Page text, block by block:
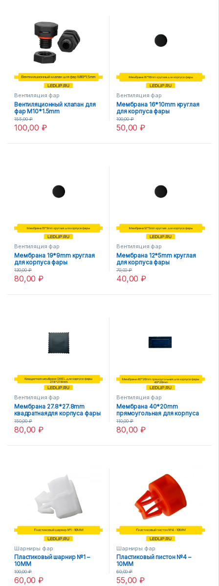
Вентиляция фар
Вентиляционный клапан для
фар М10*1.5mm
100,00₽
155,00₽
Вентиляция фар
Мембрана 16*10mm круглая
для корпуса фары
50,00₽
100,00₽
Вентиляция фар
Мембрана 19*9mm круглая
для корпуса фары
80,00₽
130,00₽
Вентиляция фар
Мембрана 12*5mm круглая
для корпуса фары
40,00₽
70,00₽
Вентиляция фар
Мембрана 27.8*27.8mm
квадратнаядля корпуса фары
80,00₽
150,00₽
Вентиляция фар
Мембрана 40*20mm
прямоугольная для корпуса
фары 40*20mm
80,00₽
110,00₽
Шарниры фар
Пластиковый шарнир №1 –
10MM
60,00₽
100,00₽
Шарниры фар
Пластиковый пистон №4 –
10MM
55,00₽
60,00₽